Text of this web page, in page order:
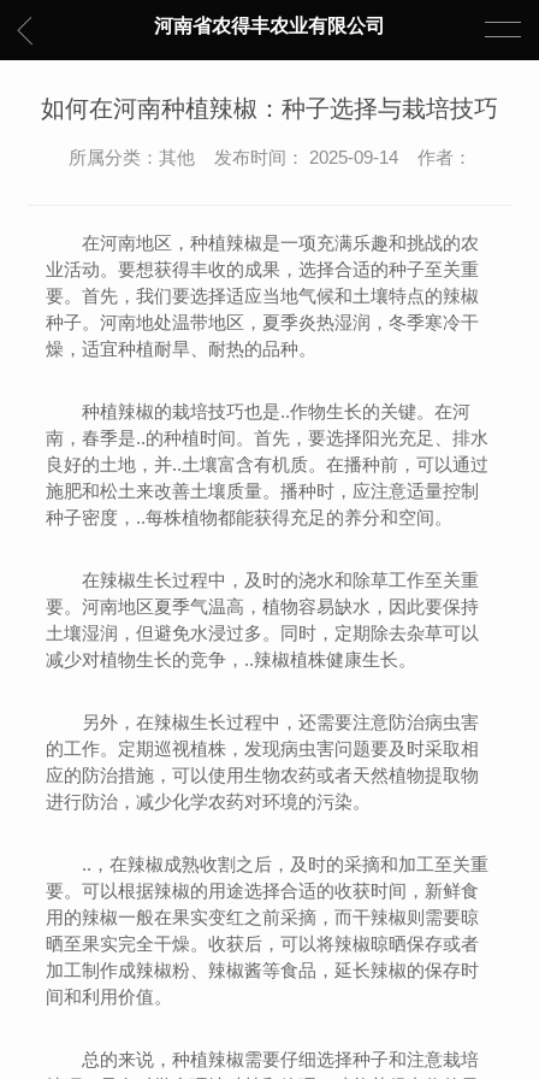
河南省农得丰农业有限公司
如何在河南种植辣椒：种子选择与栽培技巧
所属分类：其他 发布时间： 2025-09-14 作者：
在河南地区，种植辣椒是一项充满乐趣和挑战的农
业活动。要想获得丰收的成果，选择合适的种子至关重
要。首先，我们要选择适应当地气候和土壤特点的辣椒
种子。河南地处温带地区，夏季炎热湿润，冬季寒冷干
燥，适宜种植耐旱、耐热的品种。
种植辣椒的栽培技巧也是..作物生长的关键。在河
南，春季是..的种植时间。首先，要选择阳光充足、排水
良好的土地，并..土壤富含有机质。在播种前，可以通过
施肥和松土来改善土壤质量。播种时，应注意适量控制
种子密度，..每株植物都能获得充足的养分和空间。
在辣椒生长过程中，及时的浇水和除草工作至关重
要。河南地区夏季气温高，植物容易缺水，因此要保持
土壤湿润，但避免水浸过多。同时，定期除去杂草可以
减少对植物生长的竞争，..辣椒植株健康生长。
另外，在辣椒生长过程中，还需要注意防治病虫害
的工作。定期巡视植株，发现病虫害问题要及时采取相
应的防治措施，可以使用生物农药或者天然植物提取物
进行防治，减少化学农药对环境的污染。
..，在辣椒成熟收割之后，及时的采摘和加工至关重
要。可以根据辣椒的用途选择合适的收获时间，新鲜食
用的辣椒一般在果实变红之前采摘，而干辣椒则需要晾
晒至果实完全干燥。收获后，可以将辣椒晾晒保存或者
加工制作成辣椒粉、辣椒酱等食品，延长辣椒的保存时
间和利用价值。
总的来说，种植辣椒需要仔细选择种子和注意栽培